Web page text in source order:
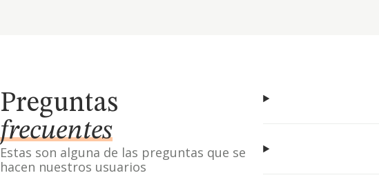
Preguntas
frecuentes
Estas son alguna de las preguntas que se
hacen nuestros usuarios